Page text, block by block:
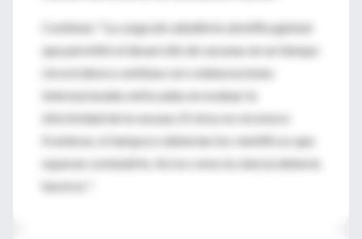
Continuó: "La carga de caballería científicaglobal
que permitió el desarrollo de vacunas en un tiempo
récord ahora continúa con colaboraciones
internacionales enfocadas en evaluar la
efectividad de la vacuna. El virus no reconoce
fronteras, ni tampoco deberían los científicos que
esperan combatirlo. Así es como la ciencia debería
hacerse ".